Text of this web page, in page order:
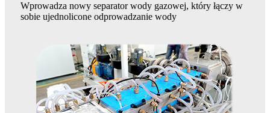
Wprowadza nowy separator wody gazowej, który łączy w
sobie ujednolicone odprowadzanie wody